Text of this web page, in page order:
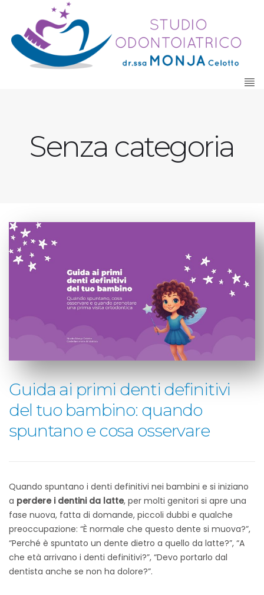
Senza categoria
Guida ai primi denti definitivi
del tuo bambino: quando
spuntano e cosa osservare
Quando spuntano i denti definitivi nei bambini e si iniziano
a perdere i dentini da latte, per molti genitori si apre una
fase nuova, fatta di domande, piccoli dubbi e qualche
preoccupazione: “È normale che questo dente si muova?”,
“Perché è spuntato un dente dietro a quello da latte?”, “A
che età arrivano i denti definitivi?”, “Devo portarlo dal
dentista anche se non ha dolore?”.